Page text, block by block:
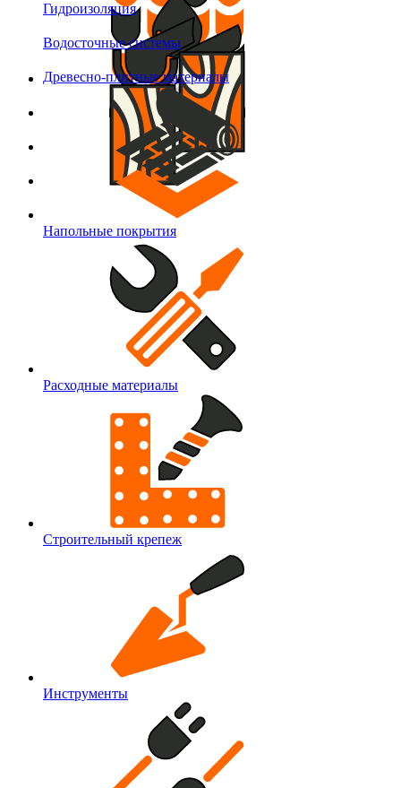
Гидроизоляция
Водосточные системы
Древесно-плитные материалы
Напольные покрытия
Расходные материалы
Строительный крепеж
Инструменты